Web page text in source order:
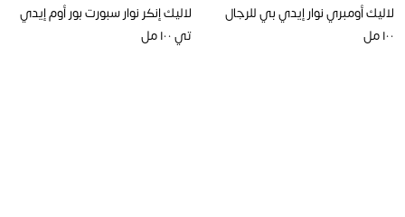
لاليك أومبري نوار إيدي بي للرجال
١٠٠ مل
لاليك إنكر نوار سبورت بور أوم إيدي
تي ١٠٠ مل